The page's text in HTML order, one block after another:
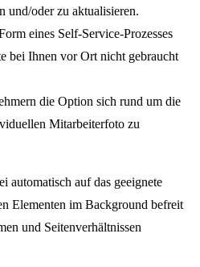
und/oder zu aktualisieren.
eines Self-Service-Prozesses
bei Ihnen vor Ort nicht gebraucht
die Option sich rund um die
Mitarbeiterfoto zu
automatisch auf das geeignete
Elementen im Background befreit
und Seitenverhältnissen